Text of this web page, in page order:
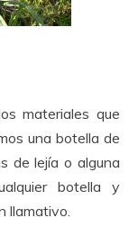
materiales que
una botella de
de lejía o alguna
botella y
llamativo.